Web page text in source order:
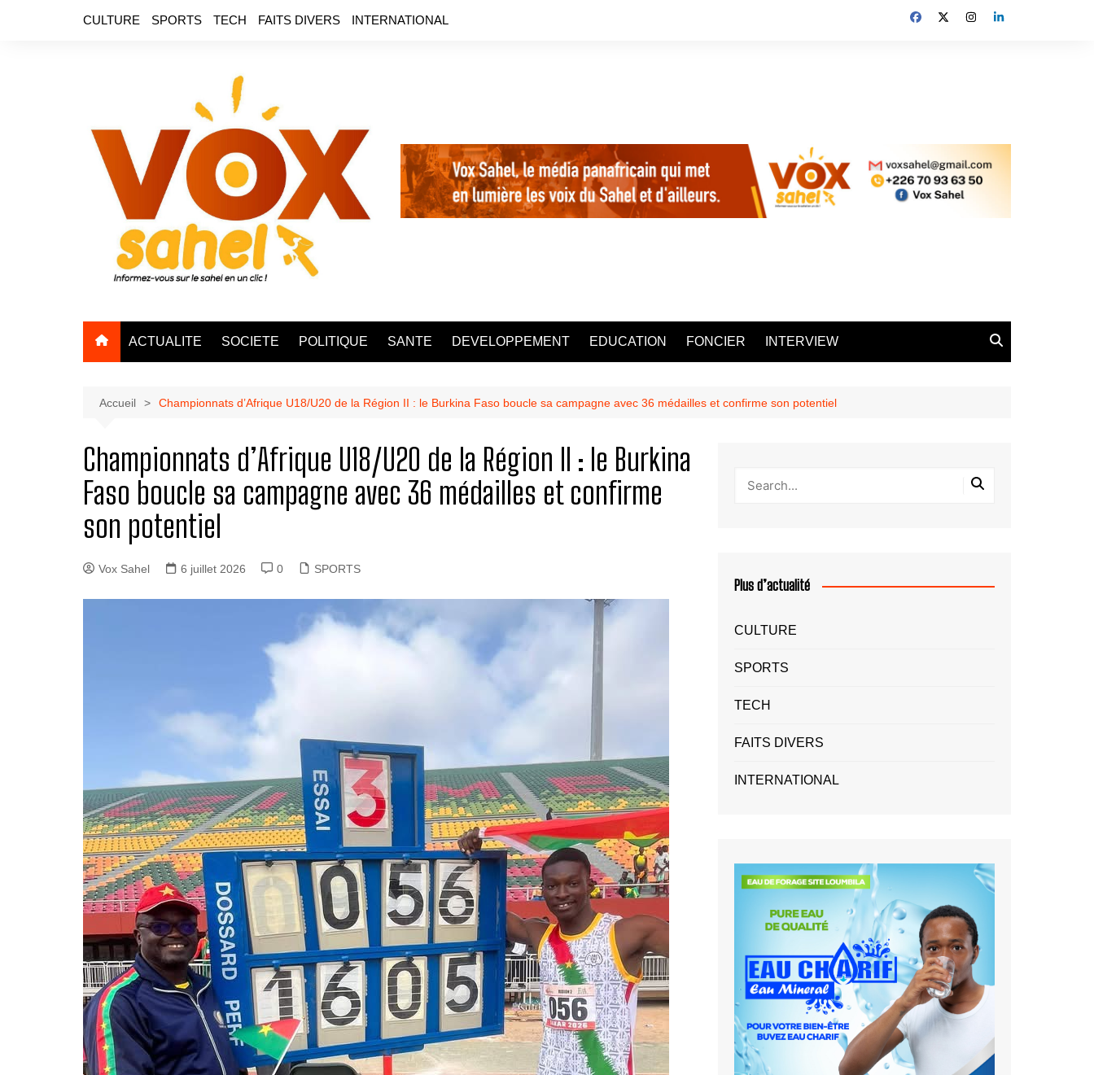
CULTURE SPORTS TECH FAITS DIVERS INTERNATIONAL
ACTUALITE SOCIETE POLITIQUE SANTE DEVELOPPEMENT EDUCATION FONCIER INTERVIEW
Accueil Championnats d’Afrique U18/U20 de la Région II : le Burkina Faso boucle sa campagne avec 36 médailles et confirme son potentiel
Championnats d’Afrique U18/U20 de la Région II : le Burkina
Faso boucle sa campagne avec 36 médailles et confirme
son potentiel
Vox Sahel 6 juillet 2026 0 SPORTS
Plus d’actualité
CULTURE
SPORTS
TECH
FAITS DIVERS
INTERNATIONAL